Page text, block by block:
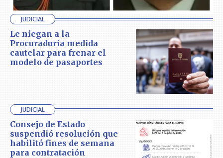
JUDICIAL
Le niegan a la
Procuraduría medida
cautelar para frenar el
modelo de pasaportes
JUDICIAL
Consejo de Estado
suspendió resolución que
habilitó fines de semana
para contratación